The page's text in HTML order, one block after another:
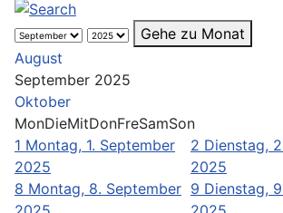
Gehe zu Monat
August
September 2025
Oktober
MonDieMitDonFreSamSon
1 Montag, 1. September
2025
2 Dienstag,
2025
8 Montag, 8. September 9 Dienstag,